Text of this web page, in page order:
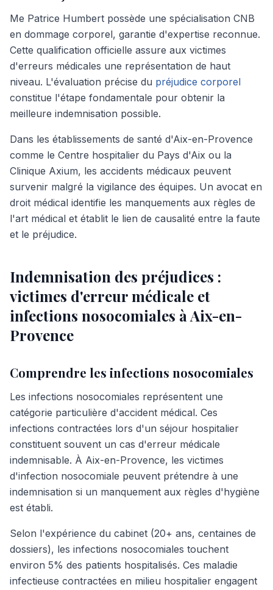
Me Patrice Humbert possède une spécialisation CNB
en dommage corporel, garantie d'expertise reconnue.
Cette qualification officielle assure aux victimes
d'erreurs médicales une représentation de haut
niveau. L'évaluation précise du préjudice corporel
constitue l'étape fondamentale pour obtenir la
meilleure indemnisation possible.
Dans les établissements de santé d'Aix-en-Provence
comme le Centre hospitalier du Pays d'Aix ou la
Clinique Axium, les accidents médicaux peuvent
survenir malgré la vigilance des équipes. Un avocat en
droit médical identifie les manquements aux règles de
l'art médical et établit le lien de causalité entre la faute
et le préjudice.
Indemnisation des préjudices :
victimes d'erreur médicale et
infections nosocomiales à Aix-en-
Provence
Comprendre les infections nosocomiales
Les infections nosocomiales représentent une
catégorie particulière d'accident médical. Ces
infections contractées lors d'un séjour hospitalier
constituent souvent un cas d'erreur médicale
indemnisable. À Aix-en-Provence, les victimes
d'infection nosocomiale peuvent prétendre à une
indemnisation si un manquement aux règles d'hygiène
est établi.
Selon l'expérience du cabinet (20+ ans, centaines de
dossiers), les infections nosocomiales touchent
environ 5% des patients hospitalisés. Ces maladie
infectieuse contractées en milieu hospitalier engagent